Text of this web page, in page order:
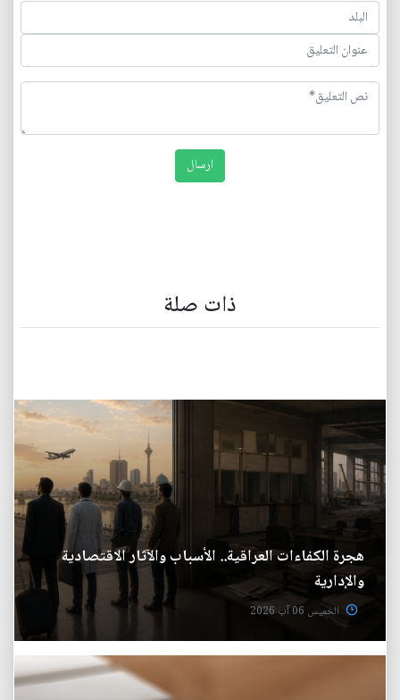
ذات صلة
هجرة الكفاءات العراقية.. الأسباب والآثار الاقتصادية
والإدارية
الخميس 06 آب 2026